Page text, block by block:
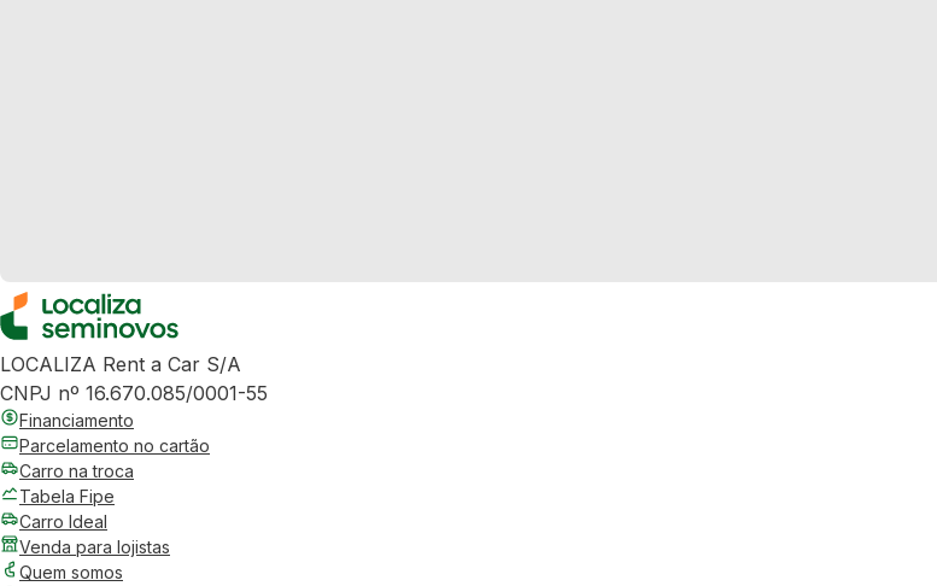
LOCALIZA Rent a Car S/A
CNPJ nº 16.670.085/0001-55
Financiamento
Parcelamento no cartão
Carro na troca
Tabela Fipe
Carro Ideal
Venda para lojistas
Quem somos